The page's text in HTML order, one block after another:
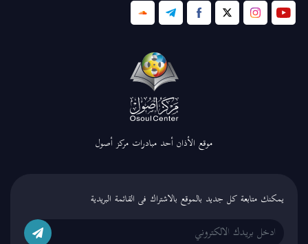
موقع الأذان أحد مبادرات مركز أصول
يمكنك متابعة كل جديد بالموقع بالاشتراك فى القائمة البريدية